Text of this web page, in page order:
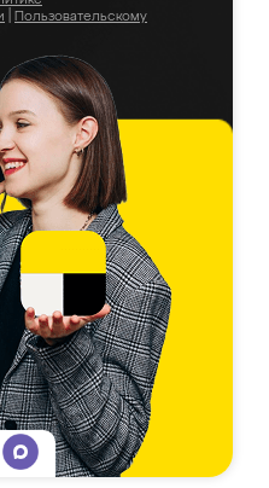
Пользовательскому